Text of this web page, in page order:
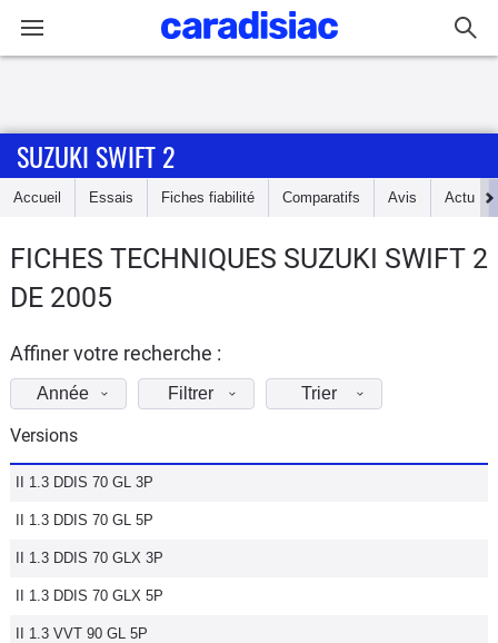
Accueil
Essais
d'achat
Electriques
Utilitaires
Flottes
Auto
Services
SUZUKI SWIFT 2
Accueil Essais Fiches fiabilité Comparatifs Avis Actu
FICHES TECHNIQUES SUZUKI SWIFT 2
DE 2005
Affiner votre recherche :
Année Filtrer Trier
Versions
II 1.3 DDIS 70 GL 3P
II 1.3 DDIS 70 GL 5P
II 1.3 DDIS 70 GLX 3P
II 1.3 DDIS 70 GLX 5P
II 1.3 VVT 90 GL 5P